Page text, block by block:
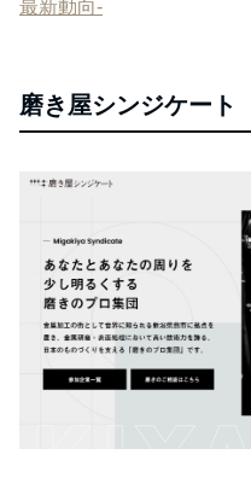
最新動向-
磨き屋シンジケート